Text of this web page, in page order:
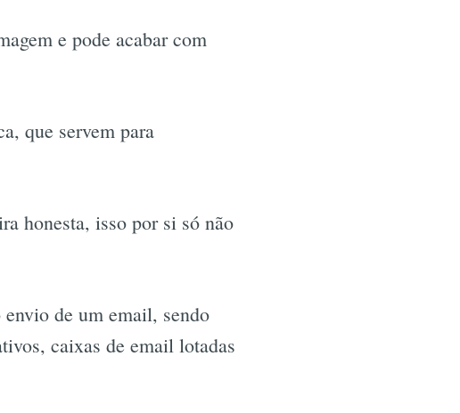
e pode acabar com
que servem para
honesta, isso por si só não
de um email, sendo
caixas de email lotadas